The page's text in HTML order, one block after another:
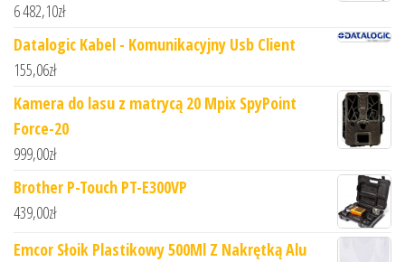
6 482,10zł
Datalogic Kabel - Komunikacyjny Usb Client
155,06zł
Kamera do lasu z matrycą 20 Mpix SpyPoint
Force-20
999,00zł
Brother P-Touch PT-E300VP
439,00zł
Emcor Słoik Plastikowy 500Ml Z Nakrętką Alu